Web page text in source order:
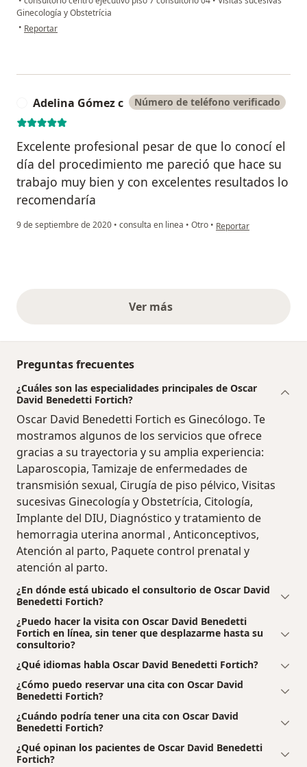
Ginecología y Obstetrícia
• en opinión del usuario Angélica Carmona
Reportar
Adelina Gómez c Número de teléfono verificado
Excelente profesional pesar de que lo conocí el
día del procedimiento me pareció que hace su
trabajo muy bien y con excelentes resultados lo
recomendaría
9 de septiembre de 2020 • consulta en linea • Otro • en opinión del usuario
Reportar
Ver másopiniones anteriores
Preguntas frecuentes
¿Cuáles son las especialidades principales de Oscar
David Benedetti Fortich?
Oscar David Benedetti Fortich es Ginecólogo. Te
mostramos algunos de los servicios que ofrece
gracias a su trayectoria y su amplia experiencia:
Laparoscopia, Tamizaje de enfermedades de
transmisión sexual, Cirugía de piso pélvico, Visitas
sucesivas Ginecología y Obstetrícia, Citología,
Implante del DIU, Diagnóstico y tratamiento de
hemorragia uterina anormal , Anticonceptivos,
Atención al parto, Paquete control prenatal y
atención al parto.
¿En dónde está ubicado el consultorio de Oscar David
Benedetti Fortich?
¿Puedo hacer la visita con Oscar David Benedetti
Fortich en línea, sin tener que desplazarme hasta su
consultorio?
¿Qué idiomas habla Oscar David Benedetti Fortich?
¿Cómo puedo reservar una cita con Oscar David
Benedetti Fortich?
¿Cuándo podría tener una cita con Oscar David
Benedetti Fortich?
¿Qué opinan los pacientes de Oscar David Benedetti
Fortich?